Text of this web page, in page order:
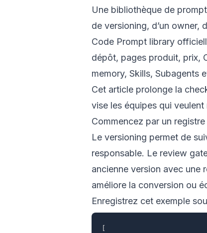
Une bibliothèque de
de versioning, d’un owner,
Code Prompt library
dépôt, pages produit, prix,
memory, Skills, Subagents
Cet article prolonge la
vise les équipes qui
Commencez par un registre
Le versioning permet de
responsable. Le review
ancienne version avec une
améliore la conversion ou
Enregistrez cet exemple
[